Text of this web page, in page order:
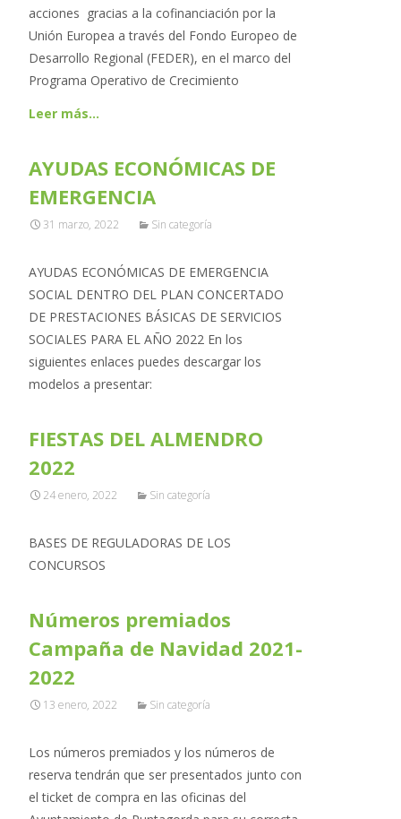
acciones gracias a la cofinanciación por la
Unión Europea a través del Fondo Europeo de
Desarrollo Regional (FEDER), en el marco del
Programa Operativo de Crecimiento
Leer más…
AYUDAS ECONÓMICAS DE
EMERGENCIA
31 marzo, 2022 Sin categoría
AYUDAS ECONÓMICAS DE EMERGENCIA
SOCIAL DENTRO DEL PLAN CONCERTADO
DE PRESTACIONES BÁSICAS DE SERVICIOS
SOCIALES PARA EL AÑO 2022 En los
siguientes enlaces puedes descargar los
modelos a presentar:
FIESTAS DEL ALMENDRO
2022
24 enero, 2022 Sin categoría
BASES DE REGULADORAS DE LOS
CONCURSOS
Números premiados
Campaña de Navidad 2021-
2022
13 enero, 2022 Sin categoría
Los números premiados y los números de
reserva tendrán que ser presentados junto con
el ticket de compra en las oficinas del